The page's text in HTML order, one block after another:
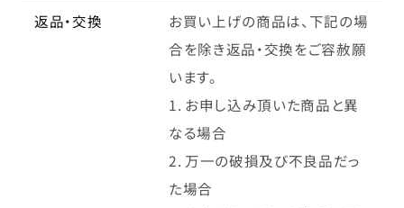
返品・交換
お買い上げの商品は、下記の場
合を除き返品・交換をご容赦願
います。
1. お申し込み頂いた商品と異
なる場合
2. 万⼀の破損及び不良品だっ
た場合